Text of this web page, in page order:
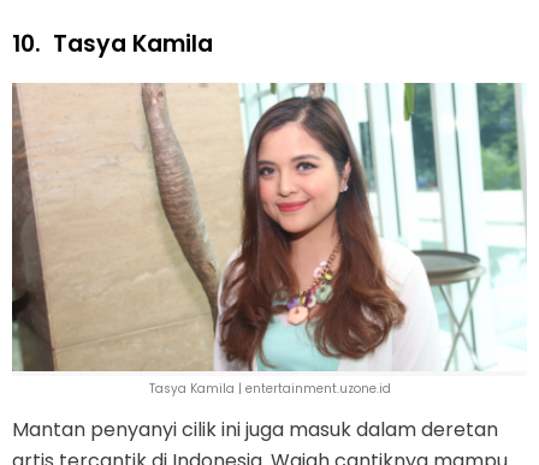
10. Tasya Kamila
Tasya Kamila | entertainment.uzone.id
Mantan penyanyi cilik ini juga masuk dalam deretan